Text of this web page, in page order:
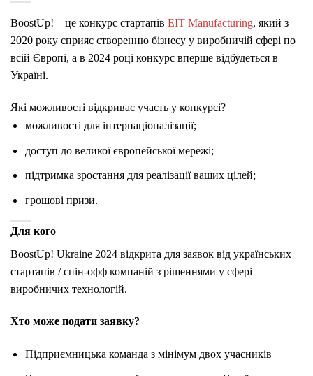
BoostUp! – це конкурс стартапів EIT Manufacturing, який з
2020 року сприяє створенню бізнесу у виробничій сфері по
всій Європі, а в 2024 році конкурс вперше відбудеться в
Україні.
Які можливості відкриває участь у конкурсі?
можливості для інтернаціоналізації;
доступ до великої європейської мережі;
підтримка зростання для реалізації ваших цілей;
грошові призи.
Для кого
BoostUp! Ukraine 2024 відкрита для заявок від українських
стартапів / спін-офф компаній з рішеннями у сфері
виробничих технологій.
Хто може подати заявку?
Підприємницька команда з мінімум двох учасників